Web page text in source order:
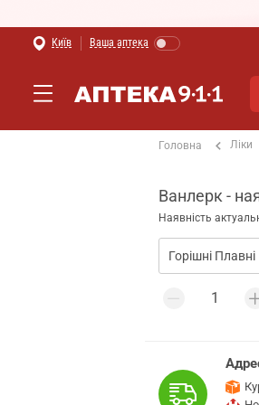
Київ Ваша аптека
Головна Ліки
Ванлерк -
Наявність